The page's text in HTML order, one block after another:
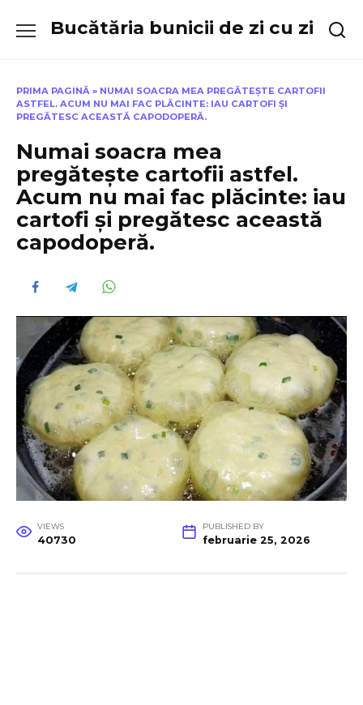
Bucătăria bunicii de zi cu zi
PRIMA PAGINĂ » NUMAI SOACRA MEA PREGĂTEȘTE CARTOFII
ASTFEL. ACUM NU MAI FAC PLĂCINTE: IAU CARTOFI ȘI
PREGĂTESC ACEASTĂ CAPODOPERĂ.
Numai soacra mea
pregătește cartofii astfel.
Acum nu mai fac plăcinte: iau
cartofi și pregătesc această
capodoperă.
VIEWS
40730
PUBLISHED BY
februarie 25, 2026